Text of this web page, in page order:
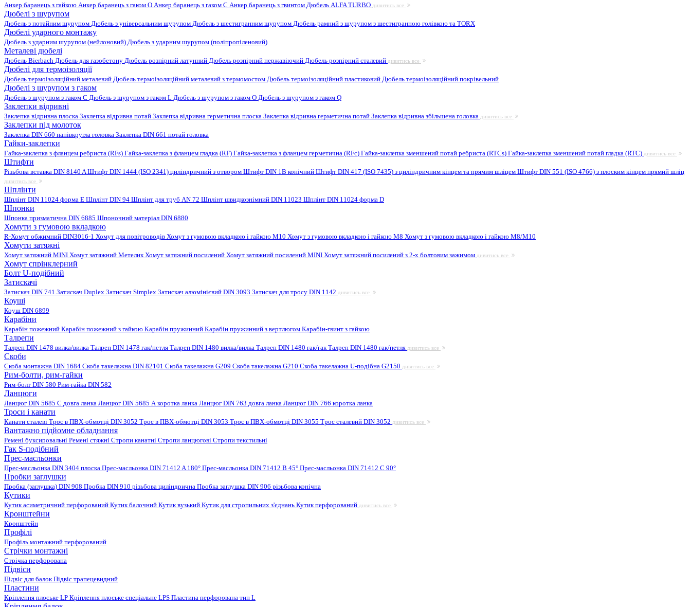
Анкер баранець з гайкою Анкер баранець з гаком O Анкер баранець з гаком С Анкер баранець з гвинтом Дюбель ALFA TURBO дивитись все
Дюбелі з шурупом
Дюбель з потайним шурупом Дюбель з універсальним шурупом Дюбель з шестигранним шурупом Дюбель рамний з шурупом з шестигранною голівкою та TORX
Дюбелі ударного монтажу
Дюбель з ударним шурупом (нейлоновий) Дюбель з ударним шурупом (поліпропіленовий)
Металеві дюбелі
Дюбель Bierbach Дюбель для газобетону Дюбель розпірний латунний Дюбель розпірний нержавіючий Дюбель розпірний сталевий дивитись все
Дюбелі для термоізоляції
Дюбель термоізоляційний металевий Дюбель термоізоляційний металевий з термомостом Дюбель термоізоляційний пластиковий Дюбель термоізоляційний покрівельний
Дюбелі з шурупом з гаком
Дюбель з шурупом з гаком C Дюбель з шурупом з гаком L Дюбель з шурупом з гаком O Дюбель з шурупом з гаком Q
Заклепки відривні
Заклепка відривна плоска Заклепка відривна потай Заклепка відривна герметична плоска Заклепка відривна герметична потай Заклепка відривна збільшена головка дивитись все
Заклепки під молоток
Заклепка DIN 660 напівкругла головка Заклепка DIN 661 потай головка
Гайки-заклепки
Гайка-заклепка з фланцем ребриста (RFs) Гайка-заклепка з фланцем гладка (RF) Гайка-заклепка з фланцем герметична (RFc) Гайка-заклепка зменшений потай ребриста (RTCs) Гайка-заклепка зменшений потай гладка (RTC) дивитись все
Штифти
Різьбова вставка DIN 8140 AШтифт DIN 1444 (ISO 2341) циліндричний з отвором Штифт DIN 1B конічний Штифт DIN 417 (ISO 7435) з циліндричним кінцем та прямим шліцем Штифт DIN 551 (ISO 4766) з плоским кінцем прямий шліц
дивитись все
Шплінти
Шплінт DIN 11024 форма E Шплінт DIN 94 Шплінт для труб AN 72 Шплінт швидкознімний DIN 11023 Шплінт DIN 11024 форма D
Шпонки
Шпонка призматична DIN 6885 Шпоночний матеріал DIN 6880
Хомути з гумовою вкладкою
R-Хомут обжимний DIN3016-1 Хомут для повітроводів Хомут з гумовою вкладкою і гайкою M10 Хомут з гумовою вкладкою і гайкою M8 Хомут з гумовою вкладкою і гайкою М8/M10
Хомути затяжні
Хомут затяжний MINI Хомут затяжний МетеликХомут затяжний посилений Хомут затяжний посилений MINI Хомут затяжний посилений з 2-х болтовим зажимом дивитись все
Хомут спрінклерний
Болт U-подібний
Затискачі
Затискач DIN 741 Затискач Duplex Затискач Simplex Затискач алюмінієвий DIN 3093 Затискач для тросу DIN 1142 дивитись все
Коуші
Коуш DIN 6899
Карабіни
Карабін пожежний Карабін пожежний з гайкою Карабін пружинний Карабін пружинний з вертлюгом Карабін-гвинт з гайкою
Талрепи
Талреп DIN 1478 вилка/вилка Талреп DIN 1478 гак/петля Талреп DIN 1480 вилка/вилка Талреп DIN 1480 гак/гакТалреп DIN 1480 гак/петля дивитись все
Скоби
Скоба монтажна DIN 1684 Скоба такелажна DIN 82101 Скоба такелажна G209 Скоба такелажна G210 Скоба такелажна U-подібна G2150 дивитись все
Рим-болти, рим-гайки
Рим-болт DIN 580 Рим-гайка DIN 582
Ланцюги
Ланцюг DIN 5685 C довга ланка Ланцюг DIN 5685 А коротка ланка Ланцюг DIN 763 довга ланка Ланцюг DIN 766 коротка ланка
Троси і канати
Канати сталеві Трос в ПВХ-обмотці DIN 3052 Трос в ПВХ-обмотці DIN 3053 Трос в ПВХ-обмотці DIN 3055 Трос сталевий DIN 3052 дивитись все
Вантажно підйомне обладнання
Ремені буксировальні Ремені стяжні Стропи канатні Стропи ланцюгові Стропи текстильні
Гак S-подібний
Прес-масльонки
Прес-масльонка DIN 3404 плоска Прес-масльонка DIN 71412 A 180° Прес-масльонка DIN 71412 B 45° Прес-масльонка DIN 71412 C 90°
Пробки заглушки
Пробка (заглушка) DIN 908 Пробка DIN 910 різьбова циліндрична Пробка заглушка DIN 906 різьбова конічна
Кутики
Кутик асиметричний перфорований Кутик балочний Кутик вузький Кутик для стропильних з'єднань Кутик перфорований дивитись все
Кронштейни
Кронштейн
Профілі
Профіль монтажний перфорований
Стрічки монтажні
Стрічка перфорована
Підвіси
Підвіс для балокПідвіс трапецевидний
Пластини
Кріплення плоське LP Кріплення плоське спеціальне LPS Пластина перфорована тип L